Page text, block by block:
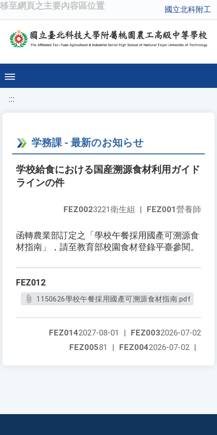
移至網頁之主要內容區位置 國立北科附工
:::
学務課 - 最新のお知らせ
学校給食における国産溯源食材利用ガイド
ラインの件
FEZ001營養師
FEZ0023221衛生組 |
函轉農業部訂定之「學校午餐採用國產可溯源食
材指南」，請至教育部校園食材登錄平臺參閱。
FEZ012
1150626學校午餐採用國產可溯源食材指南.pdf
FEZ0032026-07-02
FEZ0142027-08-01
|
FEZ0042026-07-02 |
FEZ00581 |